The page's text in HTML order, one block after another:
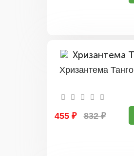
Хризантема Танго
455 ₽ 832 ₽